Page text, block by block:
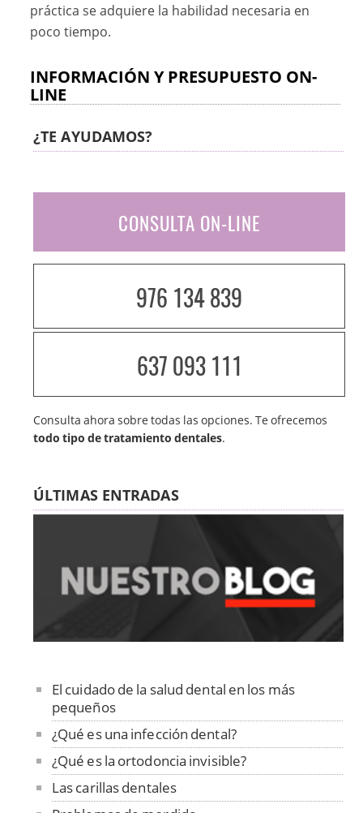
práctica se adquiere la habilidad necesaria en
poco tiempo.
INFORMACIÓN Y PRESUPUESTO ON-
LINE
¿TE AYUDAMOS?
CONSULTA ON-LINE
976 134 839
637 093 111
Consulta ahora sobre todas las opciones. Te ofrecemos
todo tipo de tratamiento dentales.
ÚLTIMAS ENTRADAS
El cuidado de la salud dental en los más
pequeños
¿Qué es una infección dental?
¿Qué es la ortodoncia invisible?
Las carillas dentales